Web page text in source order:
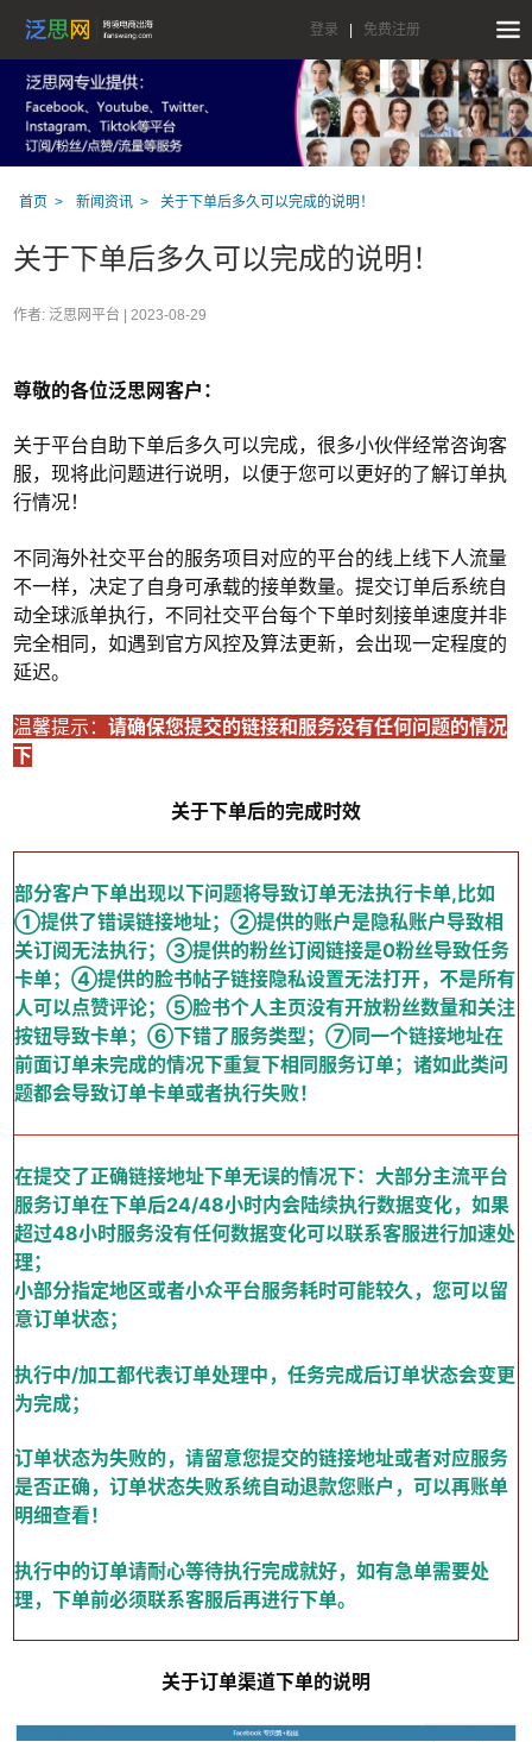
登录 免费注册
首页 新闻资讯 关于下单后多久可以完成的说明！
关于下单后多久可以完成的说明！
作者: 泛思网平台 | 2023-08-29
尊敬的各位泛思网客户：
关于平台自助下单后多久可以完成，很多小伙伴经常咨询客
服，现将此问题进行说明，以便于您可以更好的了解订单执
行情况！
不同海外社交平台的服务项目对应的平台的线上线下人流量
不一样，决定了自身可承载的接单数量。提交订单后系统自
动全球派单执行，不同社交平台每个下单时刻接单速度并非
完全相同，如遇到官方风控及算法更新，会出现一定程度的
延迟。
温馨提示： 请确保您提交的链接和服务没有任何问题的情况
下
关于下单后的完成时效
部分客户下单出现以下问题将导致订单无法执行卡单,比如
①提供了错误链接地址；②提供的账户是隐私账户导致相
关订阅无法执行；③提供的粉丝订阅链接是0粉丝导致任务
卡单；④提供的脸书帖子链接隐私设置无法打开，不是所有
人可以点赞评论；⑤脸书个人主页没有开放粉丝数量和关注
按钮导致卡单；⑥下错了服务类型；⑦同一个链接地址在
前面订单未完成的情况下重复下相同服务订单；诸如此类问
题都会导致订单卡单或者执行失败！
在提交了正确链接地址下单无误的情况下：大部分主流平台
服务订单在下单后24/48小时内会陆续执行数据变化，如果
超过48小时服务没有任何数据变化可以联系客服进行加速处
理；
小部分指定地区或者小众平台服务耗时可能较久，您可以留
意订单状态；
执行中/加工都代表订单处理中，任务完成后订单状态会变更
为完成；
订单状态为失败的，请留意您提交的链接地址或者对应服务
是否正确，订单状态失败系统自动退款您账户，可以再账单
明细查看！
执行中的订单请耐心等待执行完成就好，如有急单需要处
理，下单前必须联系客服后再进行下单。
关于订单渠道下单的说明